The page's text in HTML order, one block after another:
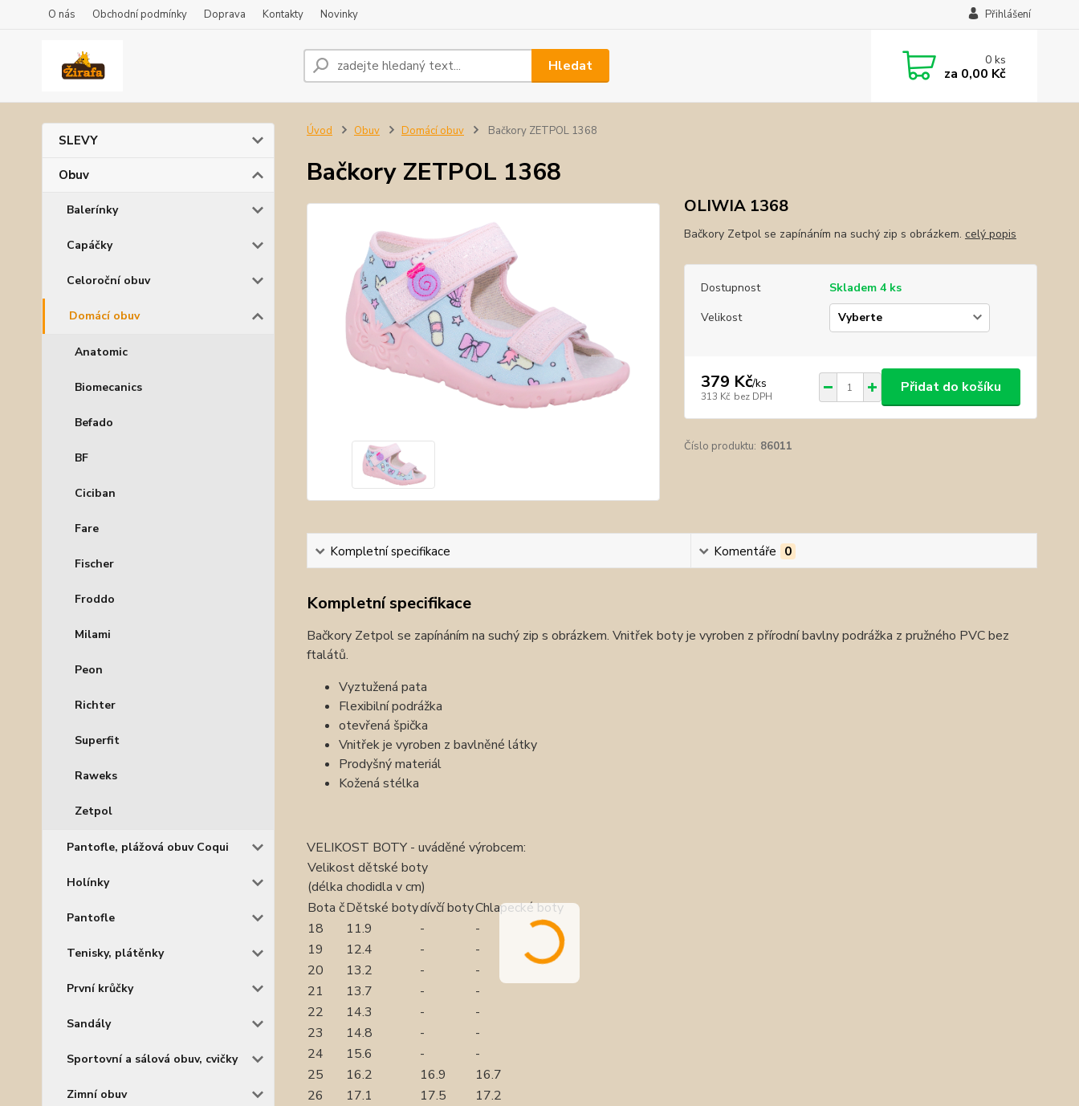
O nás Obchodní podmínky Doprava Kontakty Novinky Přihlášení
Hledat 0ks
za 0,00 Kč
SLEVY
Obuv
Balerínky
Capáčky
Celoroční obuv
Domácí obuv
Anatomic
Biomecanics
Befado
BF
Ciciban
Fare
Fischer
Froddo
Milami
Peon
Richter
Superfit
Raweks
Zetpol
Pantofle, plážová obuv Coqui
Holínky
Pantofle
Tenisky, plátěnky
První krůčky
Sandály
Sportovní a sálová obuv, cvičky
Zimní obuv
Úvod Obuv Domácí obuv Bačkory ZETPOL 1368
Bačkory ZETPOL 1368
OLIWIA 1368
Bačkory Zetpol se zapínáním na suchý zip s obrázkem. celý popis
Dostupnost
Skladem 4 ks
Velikost
379 Kč/ks
313 Kč bez DPH
Přidat do košíku
Číslo produktu: 86011
Kompletní specifikace Komentáře 0
Kompletní specifikace
Bačkory Zetpol se zapínáním na suchý zip s obrázkem. Vnitřek boty je vyroben z přírodní bavlny podrážka z pružného PVC bez
ftalátů.
Vyztužená pata
Flexibilní podrážka
otevřená špička
Vnitřek je vyroben z bavlněné látky
Prodyšný materiál
Kožená stélka
VELIKOST BOTY - uváděné výrobcem:
Velikost dětské boty
(délka chodidla v cm)
Bota čDětské botydívčí botyChlapecké boty
18
11.9 -
-
19
12.4 -
-
20
13.2 -
-
21
13.7 -
-
22
14.3 -
-
23
14.8 -
-
24
15.6 -
-
25
16.2 16.9
16.7
26
17.1 17.5
17.2